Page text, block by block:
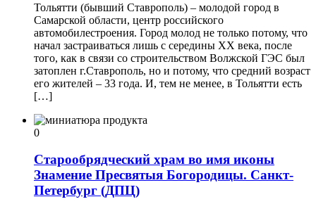
Тольятти (бывший Ставрополь) – молодой город в
Самарской области, центр российского
автомобилестроения. Город молод не только потому, что
начал застраиваться лишь с середины ХХ века, после
того, как в связи со строительством Волжской ГЭС был
затоплен г.Ставрополь, но и потому, что средний возраст
его жителей – 33 года. И, тем не менее, в Тольятти есть
[…]
0
Старообрядческий храм во имя иконы
Знамение Пресвятыя Богородицы. Санкт-
Петербург (ДПЦ)